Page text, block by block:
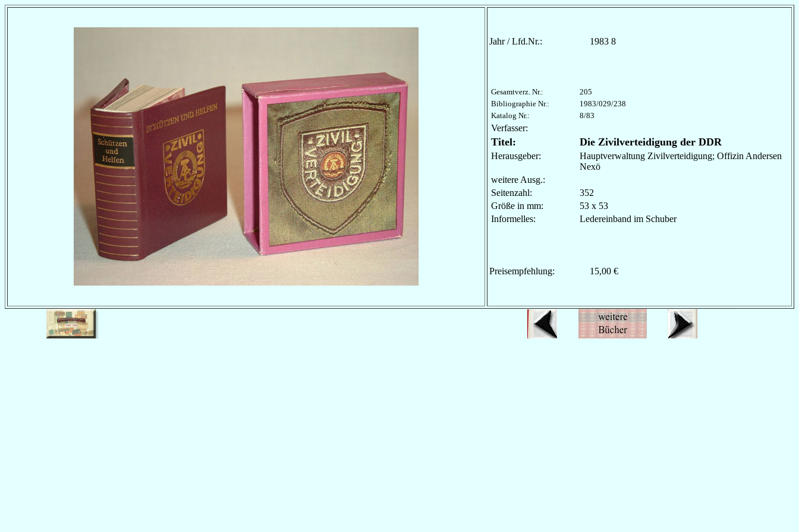
Jahr / Lfd.Nr.: 1983 8
Gesamtverz. Nr.:
205
Bibliographie Nr.:
1983/029/238
Katalog Nr.:
8/83
Verfasser:
Titel: Die Zivilverteidigung der DDR
Herausgeber:
Hauptverwaltung Zivilverteidigung; Offizin Andersen
Nexö
weitere Ausg.:
Seitenzahl:
352
Größe in mm:
53 x 53
Informelles:
Ledereinband im Schuber
Preisempfehlung: 15,00 €